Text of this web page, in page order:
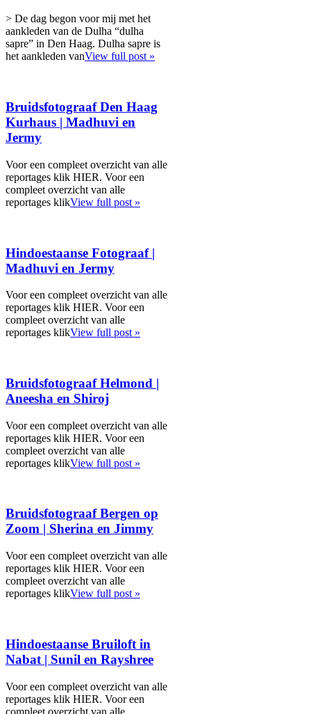
> De dag begon voor mij met het
aankleden van de Dulha “dulha
sapre” in Den Haag. Dulha sapre is
het aankleden vanView full post »
Bruidsfotograaf Den Haag
Kurhaus | Madhuvi en
Jermy
Voor een compleet overzicht van alle
reportages klik HIER. Voor een
compleet overzicht van alle
reportages klikView full post »
Hindoestaanse Fotograaf |
Madhuvi en Jermy
Voor een compleet overzicht van alle
reportages klik HIER. Voor een
compleet overzicht van alle
reportages klikView full post »
Bruidsfotograaf Helmond |
Aneesha en Shiroj
Voor een compleet overzicht van alle
reportages klik HIER. Voor een
compleet overzicht van alle
reportages klikView full post »
Bruidsfotograaf Bergen op
Zoom | Sherina en Jimmy
Voor een compleet overzicht van alle
reportages klik HIER. Voor een
compleet overzicht van alle
reportages klikView full post »
Hindoestaanse Bruiloft in
Nabat | Sunil en Rayshree
Voor een compleet overzicht van alle
reportages klik HIER. Voor een
compleet overzicht van alle